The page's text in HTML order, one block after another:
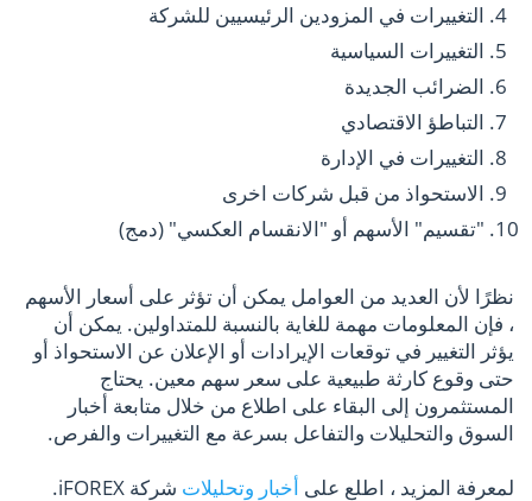
التغييرات في المزودين الرئيسيين للشركة
التغييرات السياسية
الضرائب الجديدة
التباطؤ الاقتصادي
التغييرات في الإدارة
الاستحواذ من قبل شركات اخرى
"تقسيم" الأسهم أو "الانقسام العكسي" (دمج)
نظرًا لأن العديد من العوامل يمكن أن تؤثر على أسعار الأسهم
، فإن المعلومات مهمة للغاية بالنسبة للمتداولين. يمكن أن
يؤثر التغيير في توقعات الإيرادات أو الإعلان عن الاستحواذ أو
حتى وقوع كارثة طبيعية على سعر سهم معين. يحتاج
المستثمرون إلى البقاء على اطلاع من خلال متابعة أخبار
السوق والتحليلات والتفاعل بسرعة مع التغييرات والفرص.
لمعرفة المزيد ، اطلع على أخبار وتحليلات شركة iFOREX.